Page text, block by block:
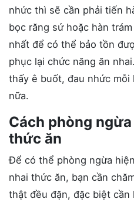
nhức thì sẽ cần phải tiến
bọc răng sứ hoặc hàn
nhất để có thể bảo tồn
phục lại chức năng ăn
thấy ê buốt, đau nhức mỗi
nữa.
Cách phòng
thức ăn
Để có thể phòng ngừa
nhai thức ăn, bạn cần
thật đều đặn, đặc biệt cần